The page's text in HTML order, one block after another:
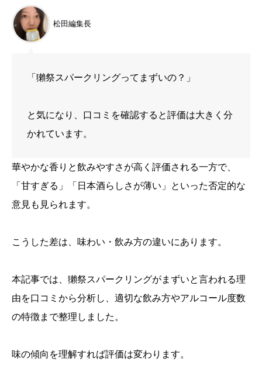
松田編集長
「獺祭スパークリングってまずいの？」
と気になり、口コミを確認すると評価は大きく分
かれています。
華やかな香りと飲みやすさが高く評価される一方で、
「甘すぎる」「日本酒らしさが薄い」といった否定的な
意見も見られます。
こうした差は、味わい・飲み方の違いにあります。
本記事では、獺祭スパークリングがまずいと言われる理
由を口コミから分析し、適切な飲み方やアルコール度数
の特徴まで整理しました。
味の傾向を理解すれば評価は変わります。